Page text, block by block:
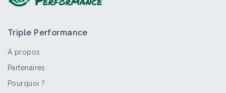
Triple Performance
À propos
Partenaires
Pourquoi ?